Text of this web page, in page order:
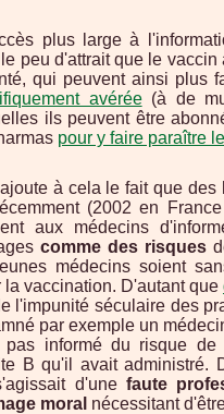
plus large à
peu d'attrait que le
qui peuvent ainsi plus
avérée(à de
ils peuvent être
pour y faire paraître
à cela le fait que
(2002 en
aux médecins
comme des risques
médecins soient
la vaccination. D'autant que
l'impunité séculaire des
par exemple un
pas informé du risque
B qu'il avait administré.
d'une faute
moral nécessitant